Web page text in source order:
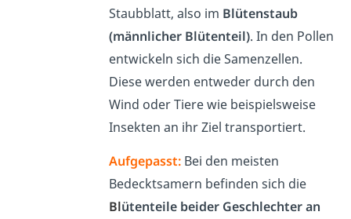
Staubblatt, also im Blütenstaub
(männlicher Blütenteil). In den Pollen
entwickeln sich die Samenzellen.
Diese werden entweder durch den
Wind oder Tiere wie beispielsweise
Insekten an ihr Ziel transportiert.
Aufgepasst: Bei den meisten
Bedecktsamern befinden sich die
Blütenteile beider Geschlechter an